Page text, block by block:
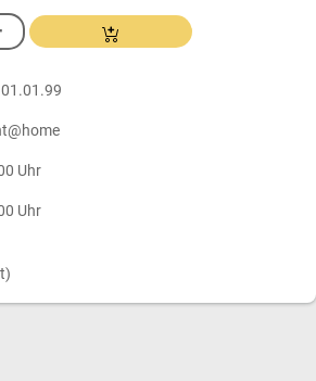
01.01.99
Uhr
Uhr